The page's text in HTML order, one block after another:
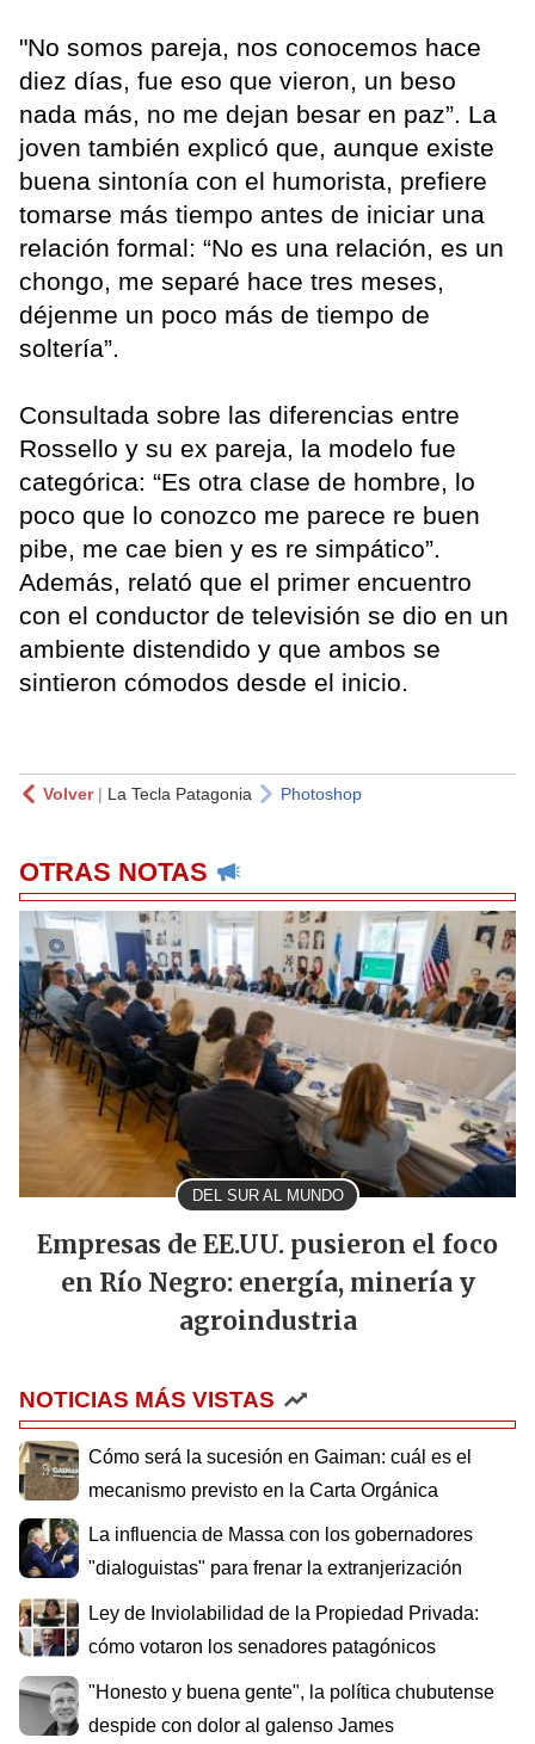
"No somos pareja, nos conocemos hace
diez días, fue eso que vieron, un beso
nada más, no me dejan besar en paz”. La
joven también explicó que, aunque existe
buena sintonía con el humorista, prefiere
tomarse más tiempo antes de iniciar una
relación formal: “No es una relación, es un
chongo, me separé hace tres meses,
déjenme un poco más de tiempo de
soltería”.
Consultada sobre las diferencias entre
Rossello y su ex pareja, la modelo fue
categórica: “Es otra clase de hombre, lo
poco que lo conozco me parece re buen
pibe, me cae bien y es re simpático”.
Además, relató que el primer encuentro
con el conductor de televisión se dio en un
ambiente distendido y que ambos se
sintieron cómodos desde el inicio.
Volver| La Tecla Patagonia Photoshop
OTRAS NOTAS
DEL SUR AL MUNDO
Empresas de EE.UU. pusieron el foco
en Río Negro: energía, minería y
agroindustria
NOTICIAS MÁS VISTAS
Cómo será la sucesión en Gaiman: cuál es el
mecanismo previsto en la Carta Orgánica
La influencia de Massa con los gobernadores
"dialoguistas" para frenar la extranjerización
Ley de Inviolabilidad de la Propiedad Privada:
cómo votaron los senadores patagónicos
"Honesto y buena gente", la política chubutense
despide con dolor al galenso James